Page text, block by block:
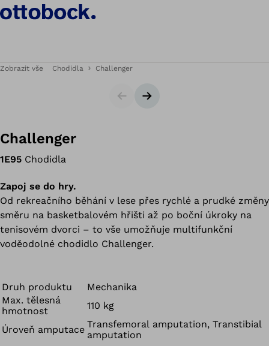
Zobrazit vše Chodidla Challenger
SliderNásledující snímek
Challenger
1E95 Chodidla
Zapoj se do hry.
Od rekreačního běhání v lese přes rychlé a prudké změny
směru na basketbalovém hřišti až po boční úkroky na
tenisovém dvorci – to vše umožňuje multifunkční
voděodolné chodidlo Challenger.
Druh produktu
Mechanika
Max. tělesná
hmotnost
110 kg
Úroveň amputace Transfemoral amputation, Transtibial
amputation